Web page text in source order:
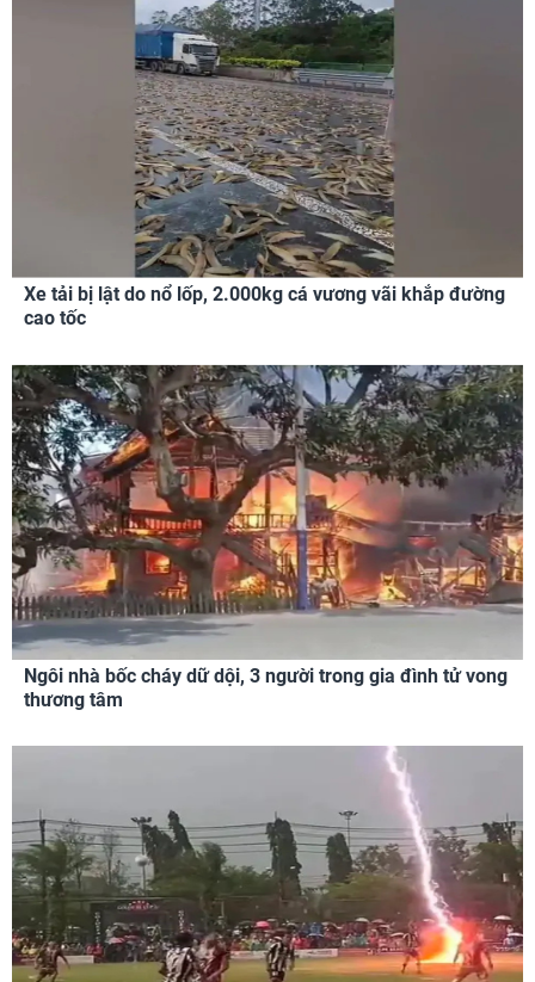
Xe tải bị lật do nổ lốp, 2.000kg cá vương vãi khắp đường
cao tốc
Ngôi nhà bốc cháy dữ dội, 3 người trong gia đình tử vong
thương tâm